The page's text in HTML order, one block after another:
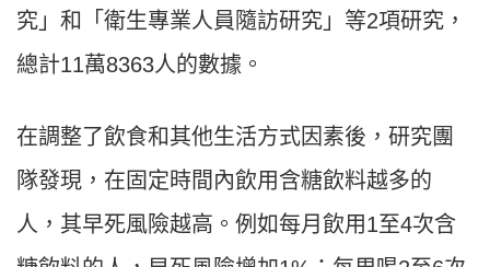
究」和「衛生專業人員隨訪研究」等2項研究，
總計11萬8363人的數據。
在調整了飲食和其他生活方式因素後，研究團
隊發現，在固定時間內飲用含糖飲料越多的
人，其早死風險越高。例如每月飲用1至4次含